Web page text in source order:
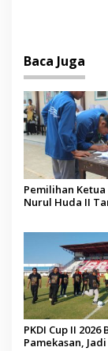
Baca Juga
Pemilihan Ketua
Nurul Huda II
PKDI Cup II
Pamekasan,